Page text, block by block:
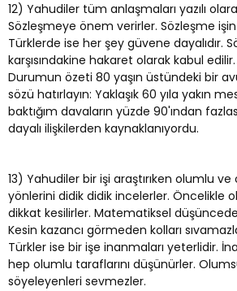
12) Yahudiler tüm anlaşmaları yazılı
Sözleşmeye önem verirler. Sözleşme işin
Türklerde ise her şey güvene dayalıdır.
karşısındakine hakaret olarak kabul edilir.
Durumun özeti 80 yaşın üstündeki bir
sözü hatırlayın: Yaklaşık 60 yıla yakın
baktığım davaların yüzde 90'ından
dayalı ilişkilerden kaynaklanıyordu.
13) Yahudiler bir işi araştırıken olumlu
yönlerini didik didik incelerler. Öncelikle
dikkat kesilirler. Matematiksel
Kesin kazancı görmeden kolları
Türkler ise bir işe inanmaları yeterlidir.
hep olumlu taraflarını düşünürler.
söyeleyenleri sevmezler.